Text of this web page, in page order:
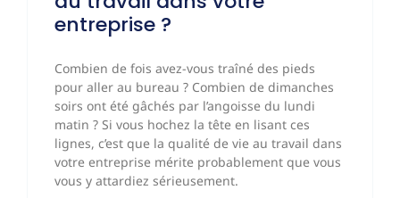
entreprise ?
Combien de fois avez-vous traîné des pieds
pour aller au bureau ? Combien de dimanches
soirs ont été gâchés par l’angoisse du lundi
matin ? Si vous hochez la tête en lisant ces
lignes, c’est que la qualité de vie au travail dans
votre entreprise mérite probablement que vous
vous y attardiez sérieusement.